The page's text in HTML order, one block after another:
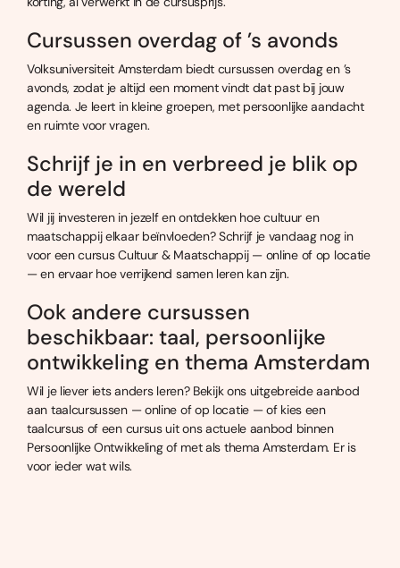
Cursussen overdag of ’s avonds
Volksuniversiteit Amsterdam biedt cursussen overdag en ’s
avonds, zodat je altijd een moment vindt dat past bij jouw
agenda. Je leert in kleine groepen, met persoonlijke aandacht
en ruimte voor vragen.
Schrijf je in en verbreed je blik op
de wereld
Wil jij investeren in jezelf en ontdekken hoe cultuur en
maatschappij elkaar beïnvloeden? Schrijf je vandaag nog in
voor een cursus Cultuur & Maatschappij — online of op locatie
— en ervaar hoe verrijkend samen leren kan zijn.
Ook andere cursussen
beschikbaar: taal, persoonlijke
ontwikkeling en thema Amsterdam
Wil je liever iets anders leren? Bekijk ons uitgebreide aanbod
aan taalcursussen — online of op locatie — of kies een
taalcursus of een cursus uit ons actuele aanbod binnen
Persoonlijke Ontwikkeling of met als thema Amsterdam. Er is
voor ieder wat wils.